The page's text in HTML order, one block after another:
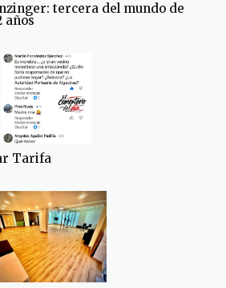
tercera del mundo de
años
Tarifa